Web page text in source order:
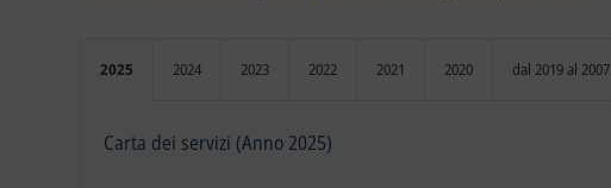
2025 2024 2023 2022 2021 2020 dal 2019 al 2007
Carta dei servizi (Anno 2025)